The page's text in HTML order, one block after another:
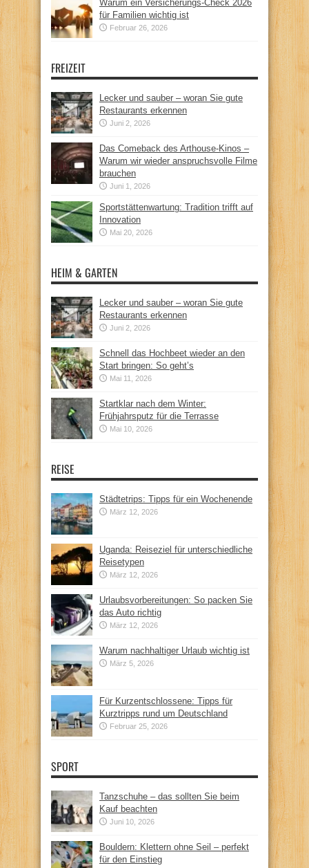
Warum ein Versicherungs-Check 2026
für Familien wichtig ist
Februar 26, 2026
FREIZEIT
Lecker und sauber – woran Sie gute
Restaurants erkennen
Juni 2, 2026
Das Comeback des Arthouse-Kinos –
Warum wir wieder anspruchsvolle Filme
brauchen
Juni 1, 2026
Sportstättenwartung: Tradition trifft auf
Innovation
Mai 20, 2026
HEIM & GARTEN
Lecker und sauber – woran Sie gute
Restaurants erkennen
Juni 2, 2026
Schnell das Hochbeet wieder an den
Start bringen: So geht’s
Mai 11, 2026
Startklar nach dem Winter:
Frühjahrsputz für die Terrasse
Mai 10, 2026
REISE
Städtetrips: Tipps für ein Wochenende
März 12, 2026
Uganda: Reiseziel für unterschiedliche
Reisetypen
März 12, 2026
Urlaubsvorbereitungen: So packen Sie
das Auto richtig
März 12, 2026
Warum nachhaltiger Urlaub wichtig ist
März 5, 2026
Für Kurzentschlossene: Tipps für
Kurztripps rund um Deutschland
Februar 25, 2026
SPORT
Tanzschuhe – das sollten Sie beim
Kauf beachten
Juni 10, 2026
Bouldern: Klettern ohne Seil – perfekt
für den Einstieg